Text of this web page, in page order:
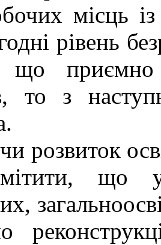
місць
рівень
що
то з
розвиток
що